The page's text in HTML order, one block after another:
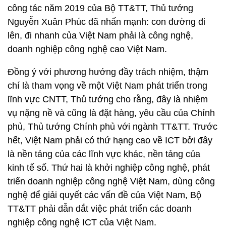
công tác năm 2019 của Bộ TT&TT, Thủ tướng
Nguyễn Xuân Phúc đã nhấn mạnh: con đường đi
lên, đi nhanh của Việt Nam phải là công nghệ,
doanh nghiệp công nghệ cao Việt Nam.
Đồng ý với phương hướng đầy trách nhiệm, thậm
chí là tham vọng về một Việt Nam phát triển trong
lĩnh vực CNTT, Thủ tướng cho rằng, đây là nhiệm
vụ nặng nề và cũng là đặt hàng, yêu cầu của Chính
phủ, Thủ tướng Chính phủ với ngành TT&TT. Trước
hết, Việt Nam phải có thứ hạng cao về ICT bởi đây
là nền tảng của các lĩnh vực khác, nền tảng của
kinh tế số. Thứ hai là khởi nghiệp công nghệ, phát
triển doanh nghiệp công nghệ Việt Nam, dùng công
nghệ để giải quyết các vấn đề của Việt Nam, Bộ
TT&TT phải dẫn dắt việc phát triển các doanh
nghiệp công nghệ ICT của Việt Nam.